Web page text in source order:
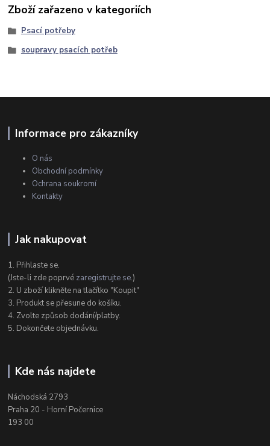
Zboží zařazeno v kategoriích
Psací potřeby
soupravy psacích potřeb
Informace pro zákazníky
O nás
Obchodní podmínky
Ochrana soukromí
Kontakty
Jak nakupovat
1. Přihlaste se.
(Jste-li zde poprvé zaregistrujte se.)
2. U zboží klikněte na tlačítko "Koupit"
3. Produkt se přesune do košíku.
4. Zvolte způsob dodání/platby.
5. Dokončete objednávku.
Kde nás najdete
Náchodská 2793
Praha 20 - Horní Počernice
193 00